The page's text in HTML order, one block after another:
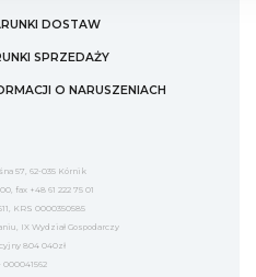
DOSTAW
SPRZEDAŻY
O NARUSZENIACH
57, 62-035 Kórnik
fax +48 61 222 75 01
KRS 0000350585
IX Wydział Gospodarczy
804 040zł
000041562